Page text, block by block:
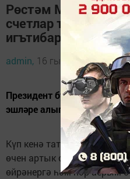
Рөстәм
счетлар турында:
игътибар итәргә
admin, 16 гыйнвар 2021 -
Президент бу мәсьәлә
эшләре алып барырга
Күп кенә татарстанлылар
өчен артык счетлар алган.
өйрәнергә һәм һәр аерым